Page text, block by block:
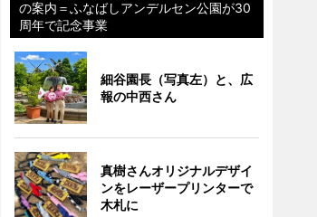
の案内＝ふなばしアンデルセン公園が30
周年で記念事業
細谷園長（写真左）と、広
報の中西さん
真樹さんオリジナルデザイ
ンをレーザープリンターで
木札に